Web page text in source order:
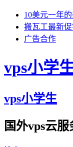
10美元一年
搬瓦工最新促
广告合作
vps小学
vps小学生
国外vps云